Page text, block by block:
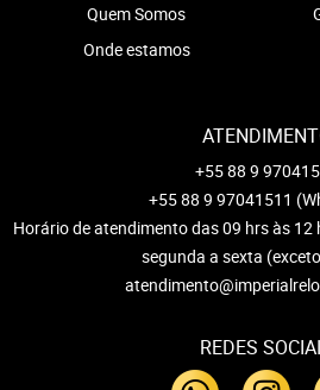
Quem Somos
Onde estamos
+55 88 9
+55 88 9 97041511
Horário de atendimento das 09 hrs às 12
segunda a sexta
REDES